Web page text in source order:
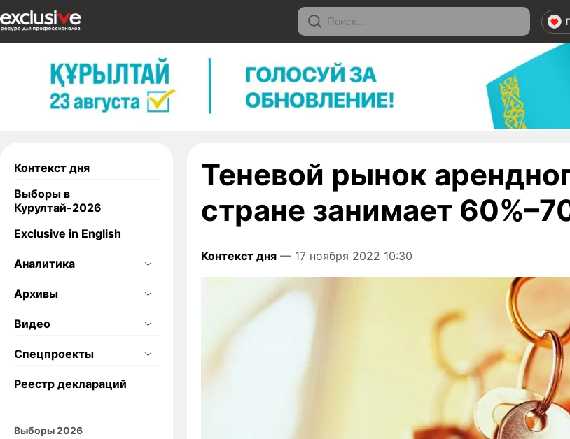
Контекст дня
Выборы в
Курултай-2026
Exclusive in English
Аналитика
Архивы
Видео
Спецпроекты
Реестр деклараций
Выборы 2026
Теневой рынок
стране занимает
Контекст дня — 17 ноября 2022 10:30